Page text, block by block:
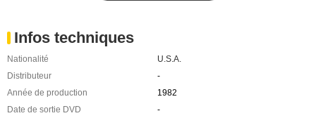
Infos techniques
Nationalité
U.S.A.
Distributeur
-
Année de production
1982
Date de sortie DVD
-